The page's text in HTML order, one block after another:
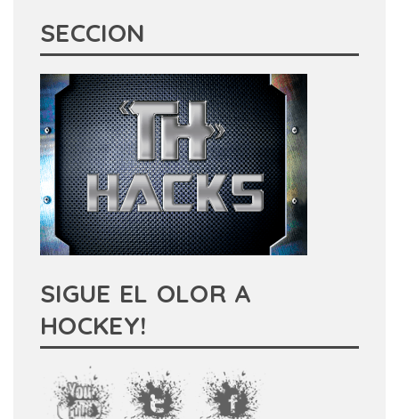
SECCION
SIGUE EL OLOR A
HOCKEY!